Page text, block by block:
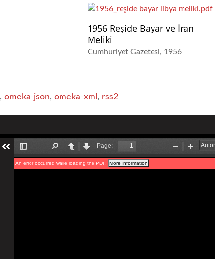
1956 Reşide Bayar ve İran
Meliki
Cumhuriyet Gazetesi 1956
,omeka-json,omeka-xml , rss2